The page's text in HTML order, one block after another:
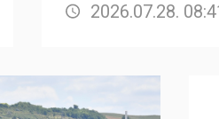
2026.07.28.